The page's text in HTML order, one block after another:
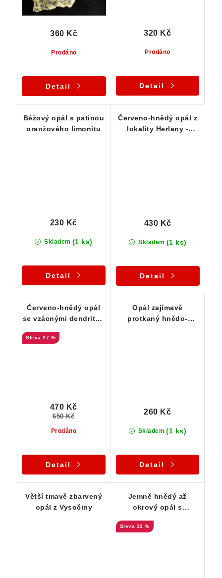
Prodáno
360 Kč
Detail
Prodáno
320 Kč
Detail
Béžový opál s patinou
oranžového limonitu
Skladem (1 ks)
230 Kč
Detail
Červeno-hnědý opál z
lokality Herlany -
Skladem (1 ks)
430 Kč
Detail
Červeno-hnědý opál
se vzácnými dendrity -
27 %
Prodáno
470 Kč
650 Kč
Detail
Opál zajímavě
protkaný hnědo-
Skladem (1 ks)
260 Kč
Detail
Větší tmavě zbarvený
opál z Vysočiny
Jemně hnědý až
okrový opál s
32 %